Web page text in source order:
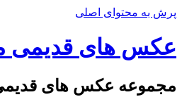
پرش به محتوای اصلی
عکس های قدیمی
مجموعه عکس های قدیمی